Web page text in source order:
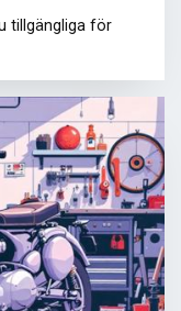
tillgängliga för